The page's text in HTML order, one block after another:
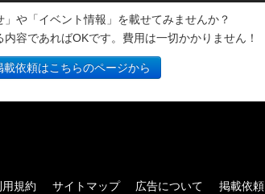
や「イベント情報」を載せてみませんか？
容であればOKです。費用は一切かかりません！
載依頼はこちらのページから
用規約 サイトマップ 広告について 掲載依頼